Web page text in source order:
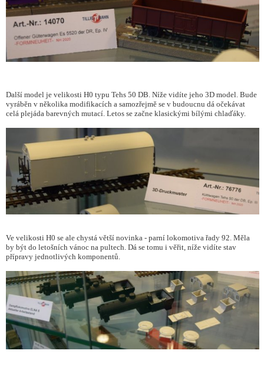
Další model je velikosti H0 typu Tehs 50 DB. Níže vidíte jeho 3D model. Bude
vyráběn v několika modifikacích a samozřejmě se v budoucnu dá očekávat
celá plejáda barevných mutací. Letos se začne klasickými bílými chlaďáky.
Ve velikosti H0 se ale chystá větší novinka - parní lokomotiva řady 92. Měla
by být do letošních vánoc na pultech. Dá se tomu i věřit, níže vidíte stav
přípravy jednotlivých komponentů.